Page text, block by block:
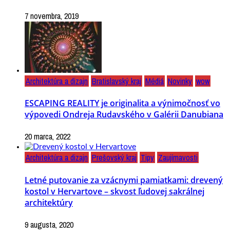
7 novembra, 2019
Architektúra a dizajn Bratislavský kraj Médiá Novinky wow
ESCAPING REALITY je originalita a výnimočnosť vo
výpovedi Ondreja Rudavského v Galérii Danubiana
20 marca, 2022
Architektúra a dizajn Prešovský kraj Tipy Zaujímavosti
Letné putovanie za vzácnymi pamiatkami: drevený
kostol v Hervartove – skvost ľudovej sakrálnej
architektúry
9 augusta, 2020